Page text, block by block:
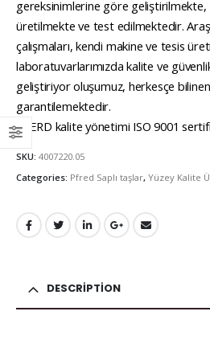
gereksinimlerine göre geliştirilmekte,
üretilmekte ve test edilmektedir.
çalışmaları, kendi makine ve tesis
laboratuvarlarımızda kalite ve
geliştiriyor oluşumuz, herkesçe
garantilemektedir.
PFERD kalite yönetimi ISO 9001
SKU: 4007220.05
Categories: Pfred Saplı taşlar, Yüzey Kalite
DESCRIPTION